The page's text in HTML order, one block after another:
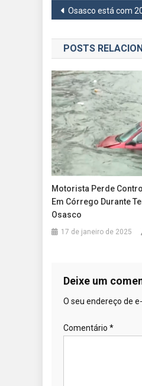
Navegação
de
Post
Osasco está com 200 vagas disponíveis no
POSTS
Motorista Perde
Em Córrego Durante
Osasco
17 de janeiro de 2025
Deixe um
O seu endereço de
Comentário *